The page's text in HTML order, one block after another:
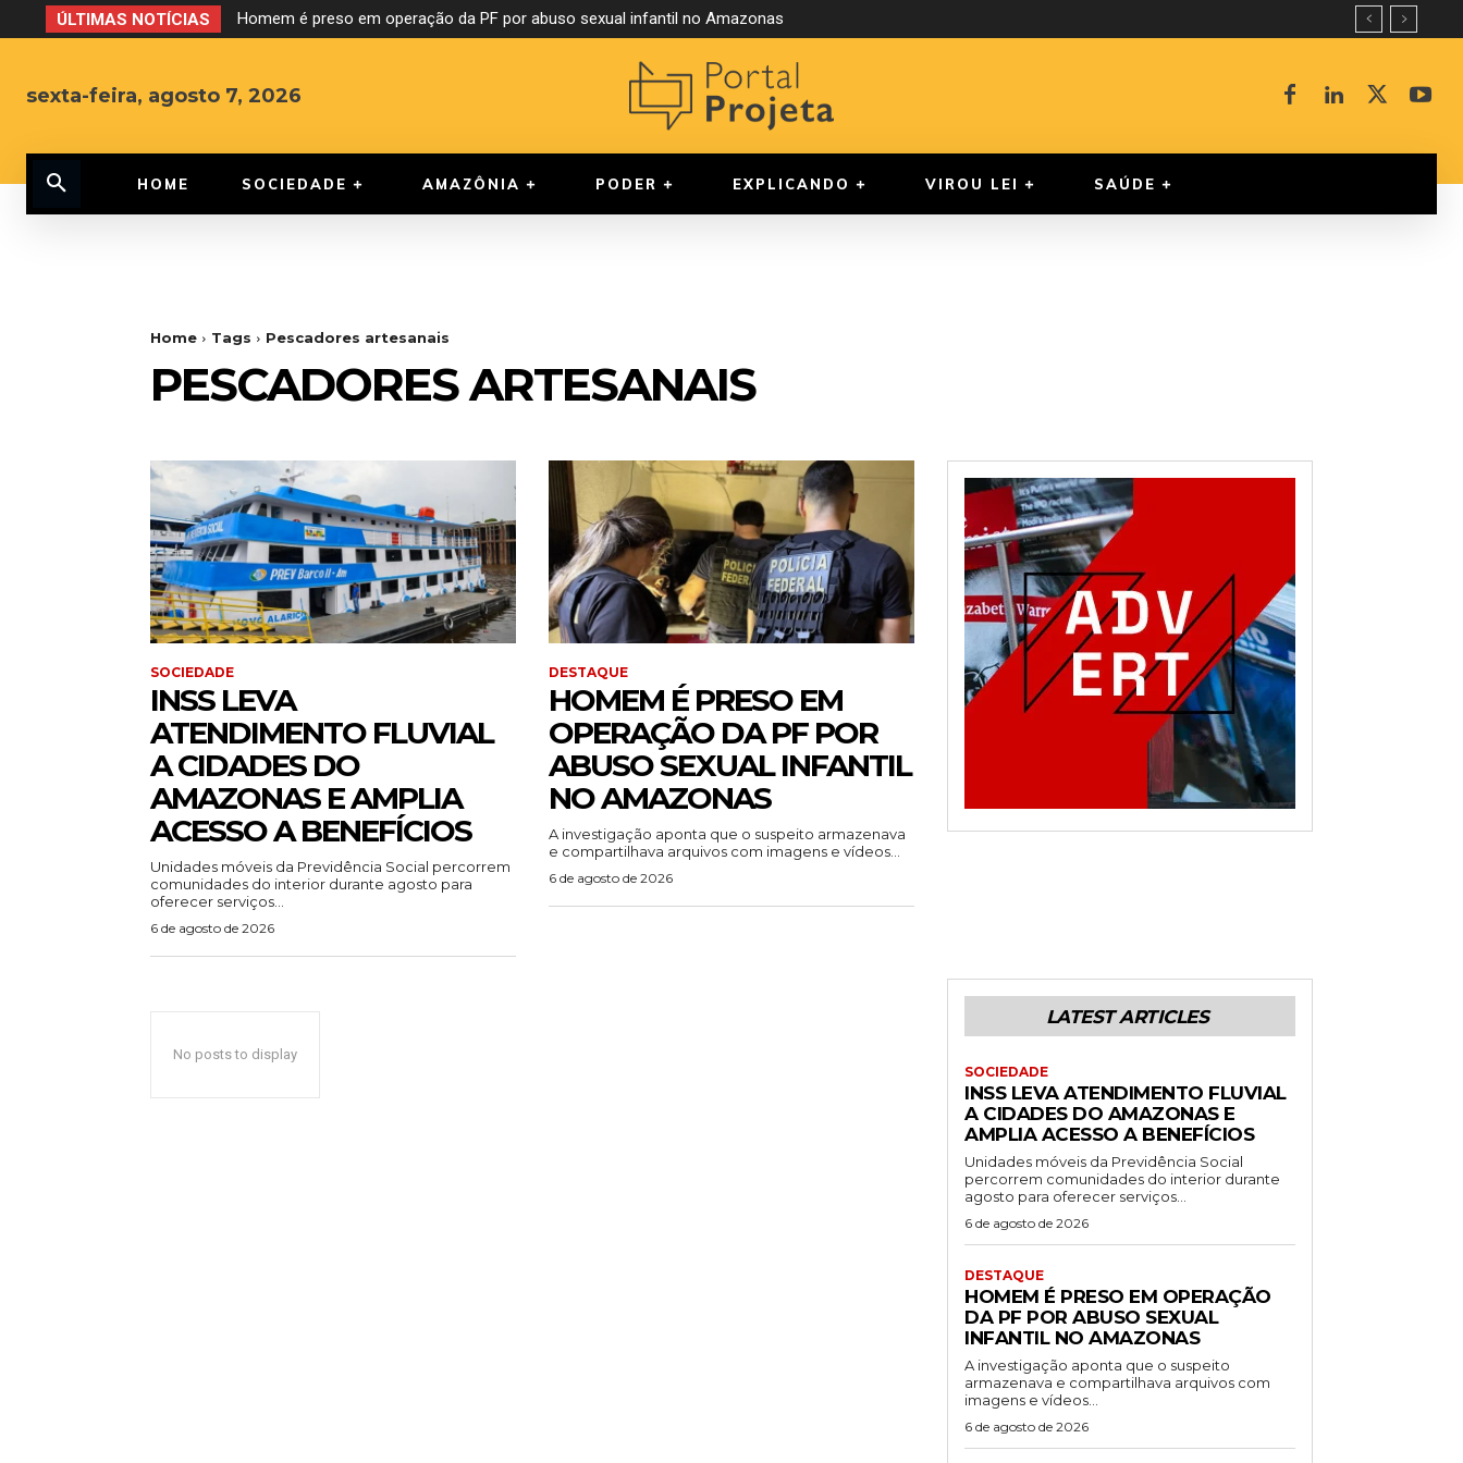
ÚLTIMAS NOTÍCIAS Homem é preso em operação da PF por abuso sexual infantil no Amazonas
sexta-feira, agosto 7, 2026
HOME SOCIEDADE AMAZÔNIA PODER EXPLICANDO VIROU LEI SAÚDE
Home Tags Pescadores artesanais
PESCADORES ARTESANAIS
SOCIEDADE
INSS LEVA
ATENDIMENTO FLUVIAL
A CIDADES DO
AMAZONAS E AMPLIA
ACESSO A BENEFÍCIOS
Unidades móveis da Previdência Social percorrem
comunidades do interior durante agosto para
oferecer serviços...
6 de agosto de 2026
DESTAQUE
HOMEM É PRESO EM
OPERAÇÃO DA PF POR
ABUSO SEXUAL INFANTIL
NO AMAZONAS
A investigação aponta que o suspeito armazenava
e compartilhava arquivos com imagens e vídeos...
6 de agosto de 2026
No posts to display
LATEST ARTICLES
SOCIEDADE
INSS LEVA ATENDIMENTO FLUVIAL
A CIDADES DO AMAZONAS E
AMPLIA ACESSO A BENEFÍCIOS
Unidades móveis da Previdência Social
percorrem comunidades do interior durante
agosto para oferecer serviços...
6 de agosto de 2026
DESTAQUE
HOMEM É PRESO EM OPERAÇÃO
DA PF POR ABUSO SEXUAL
INFANTIL NO AMAZONAS
A investigação aponta que o suspeito
armazenava e compartilhava arquivos com
imagens e vídeos...
6 de agosto de 2026